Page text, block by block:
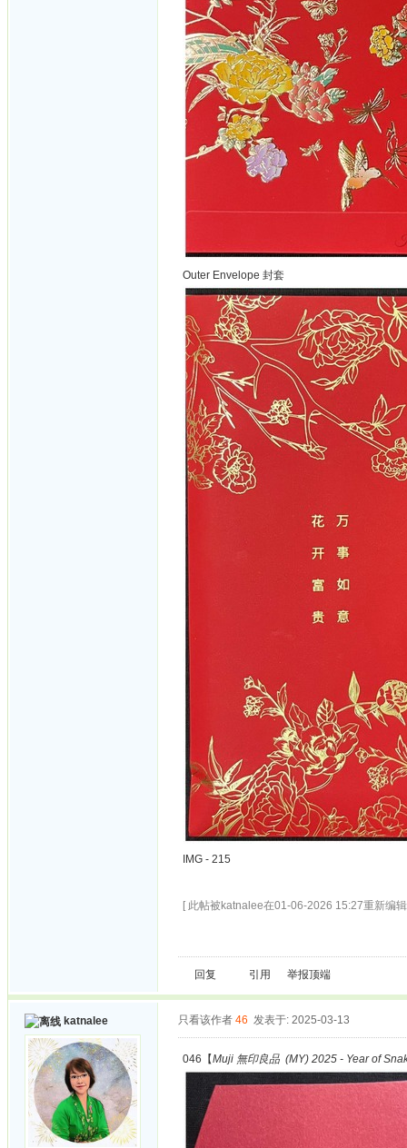
Outer Envelope 封套
IMG - 215
[ 此帖被katnalee在01-06-2026 15:27重新编
回复 引用 举报顶端
katnalee 只看该作者 46 发表于: 2025-03-13
046【Muji 無印良品 (MY) 2025 - Year of